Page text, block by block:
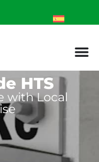
HTS
with Local